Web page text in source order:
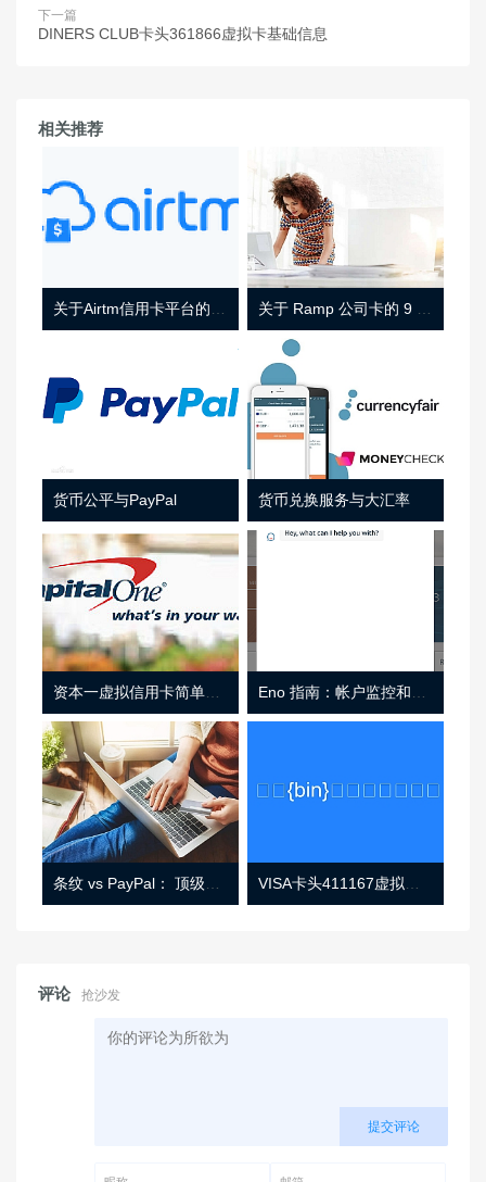
下一篇
DINERS CLUB卡头361866虚拟卡基础信息
相关推荐
货币公平与PayPal 货币兑换服务与大汇率
资本一虚拟信用卡简单介绍
条纹 vs PayPal： 顶级功能， 定价 （和更多！ VISA卡头411167虚拟卡基础信息
评论 抢沙发
提交评论